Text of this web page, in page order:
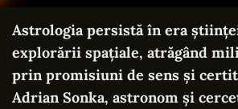
Astrologia persistă în era
explorării spațiale, atrăgând
prin promisiuni de sens și
Adrian Sonka, astronom și